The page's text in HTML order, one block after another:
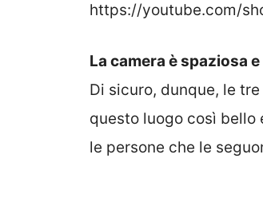
https://youtube.com/
La camera è spaziosa
Di sicuro, dunque, le
questo luogo così
le persone che le